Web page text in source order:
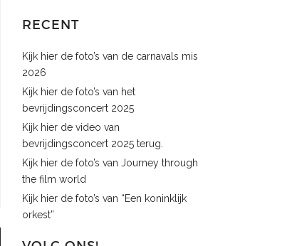
RECENT
Kijk hier de foto’s van de carnavals mis
2026
Kijk hier de foto’s van het
bevrijdingsconcert 2025
Kijk hier de video van
bevrijdingsconcert 2025 terug.
Kijk hier de foto’s van Journey through
the film world
Kijk hier de foto’s van “Een koninklijk
orkest”